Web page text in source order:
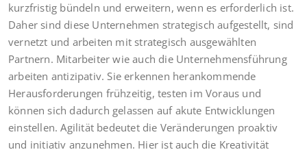
kurzfristig bündeln und erweitern, wenn es erforderlich ist.
Daher sind diese Unternehmen strategisch aufgestellt, sind
vernetzt und arbeiten mit strategisch ausgewählten
Partnern. Mitarbeiter wie auch die Unternehmensführung
arbeiten antizipativ. Sie erkennen herankommende
Herausforderungen frühzeitig, testen im Voraus und
können sich dadurch gelassen auf akute Entwicklungen
einstellen. Agilität bedeutet die Veränderungen proaktiv
und initiativ anzunehmen. Hier ist auch die Kreativität